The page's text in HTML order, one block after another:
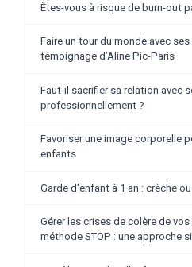
Êtes-vous à risque de burn-out
Faire un tour du monde avec
témoignage d’Aline Pic-Paris
Faut-il sacrifier sa relation avec
professionnellement ?
Favoriser une image corporelle
enfants
Garde d'enfant à 1 an : crèche
Gérer les crises de colère de
méthode STOP : une approche